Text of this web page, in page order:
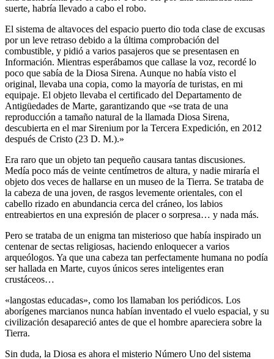
suerte, habría llevado a cabo el robo.
El sistema de altavoces del espacio puerto dio toda clase de excusas
por un leve retraso debido a la última comprobación del
combustible, y pidió a varios pasajeros que se presentasen en
Información. Mientras esperábamos que callase la voz, recordé lo
poco que sabía de la Diosa Sirena. Aunque no había visto el
original, llevaba una copia, como la mayoría de turistas, en mi
equipaje. El objeto llevaba el certificado del Departamento de
Antigüedades de Marte, garantizando que «se trata de una
reproducción a tamaño natural de la llamada Diosa Sirena,
descubierta en el mar Sirenium por la Tercera Expedición, en 2012
después de Cristo (23 D. M.).»
Era raro que un objeto tan pequeño causara tantas discusiones.
Medía poco más de veinte centímetros de altura, y nadie miraría el
objeto dos veces de hallarse en un museo de la Tierra. Se trataba de
la cabeza de una joven, de rasgos levemente orientales, con el
cabello rizado en abundancia cerca del cráneo, los labios
entreabiertos en una expresión de placer o sorpresa… y nada más.
Pero se trataba de un enigma tan misterioso que había inspirado un
centenar de sectas religiosas, haciendo enloquecer a varios
arqueólogos. Ya que una cabeza tan perfectamente humana no podía
ser hallada en Marte, cuyos únicos seres inteligentes eran
crustáceos…
«langostas educadas», como los llamaban los periódicos. Los
aborígenes marcianos nunca habían inventado el vuelo espacial, y su
civilización desapareció antes de que el hombre apareciera sobre la
Tierra.
Sin duda, la Diosa es ahora el misterio Número Uno del sistema